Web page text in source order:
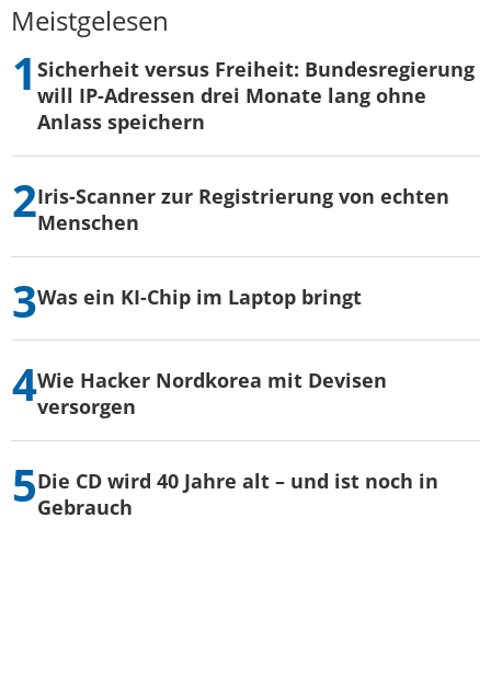
Meistgelesen
Sicherheit versus Freiheit: Bundesregierung
will IP-Adressen drei Monate lang ohne
Anlass speichern
Iris-Scanner zur Registrierung von echten
Menschen
Was ein KI-Chip im Laptop bringt
Wie Hacker Nordkorea mit Devisen
versorgen
Die CD wird 40 Jahre alt – und ist noch in
Gebrauch